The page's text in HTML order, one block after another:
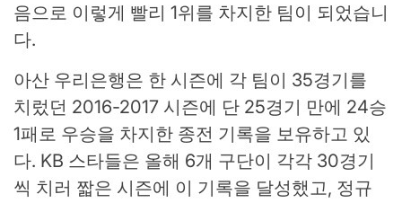
음으로 이렇게 빨리 1위를 차지한 팀이 되었습니
다.
아산 우리은행은 한 시즌에 각 팀이 35경기를
치렀던 2016-2017 시즌에 단 25경기 만에 24승
1패로 우승을 차지한 종전 기록을 보유하고 있
다. KB 스타들은 올해 6개 구단이 각각 30경기
씩 치러 짧은 시즌에 이 기록을 달성했고, 정규